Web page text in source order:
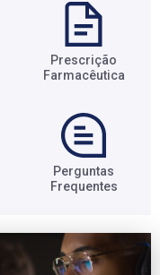
Prescrição
Farmacêutica​
Perguntas
Frequentes​